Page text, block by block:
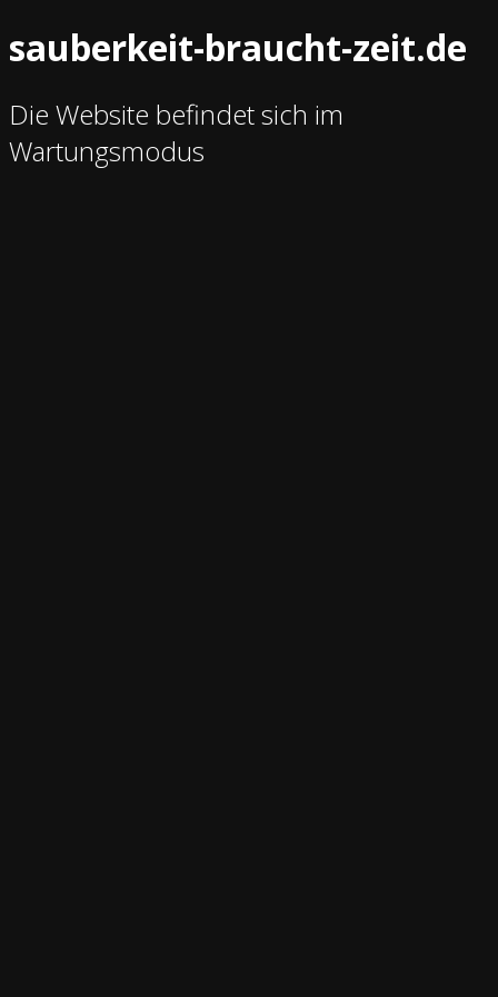
sauberkeit-braucht-zeit.de
Die Website befindet sich im
Wartungsmodus